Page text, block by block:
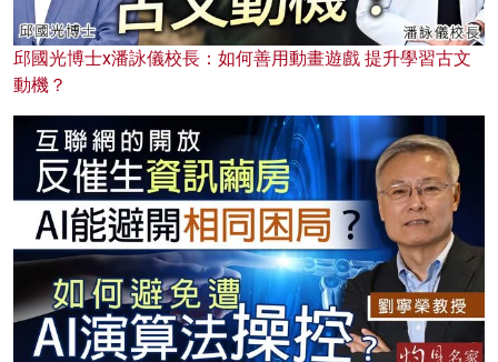
邱國光博士x潘詠儀校長：如何善用動畫遊戲 提升學習古文
動機？